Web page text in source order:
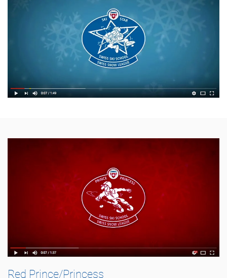
Red Prince/Princess